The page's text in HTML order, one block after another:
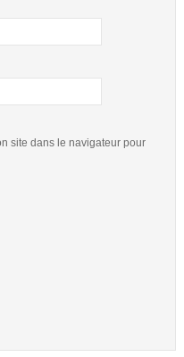
site dans le navigateur pour